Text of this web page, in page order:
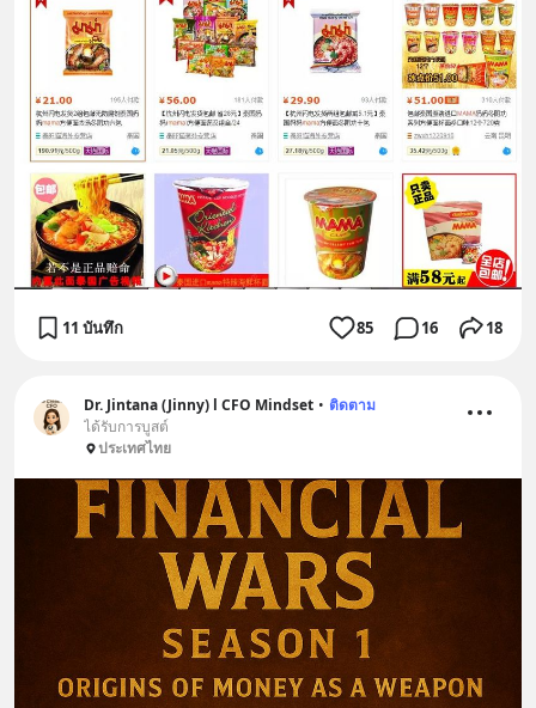
11 บันทึก 85 16 18
Dr. Jintana (Jinny) l CFO Mindset • ติดตาม
ได้รับการบูสต์
ประเทศไทย